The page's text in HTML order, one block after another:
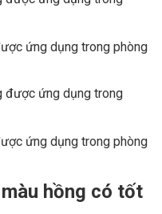
ứng dụng trong phòng
ứng dụng trong phòng
hồng có tốt